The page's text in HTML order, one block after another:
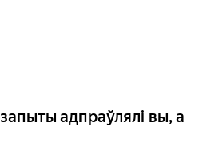
адпраўлялі вы, а